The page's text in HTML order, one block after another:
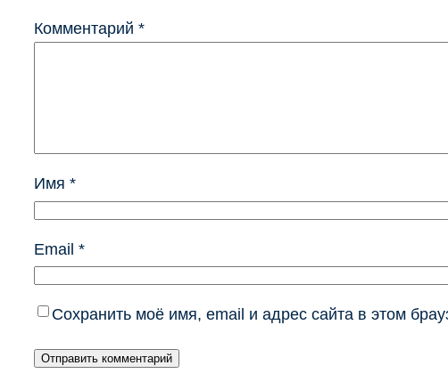
Комментарий *
Имя *
Email *
Сохранить моё имя, email и адрес сайта в этом